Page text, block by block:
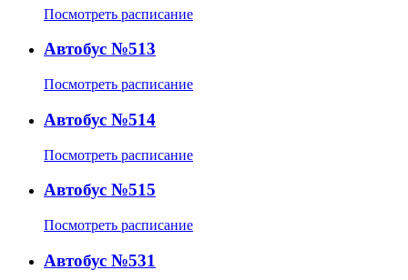
Посмотреть расписание
Автобус №513
Посмотреть расписание
Автобус №514
Посмотреть расписание
Автобус №515
Посмотреть расписание
Автобус №531